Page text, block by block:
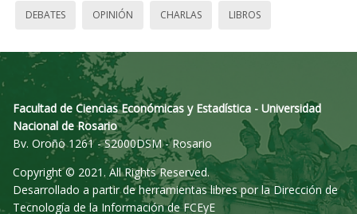
DEBATES OPINIÓN CHARLAS LIBROS
Facultad de Ciencias Económicas y Estadística - Universidad
Nacional de Rosario
Bv. Oroño 1261 - S2000DSM - Rosario
Copyright © 2021. All Rights Reserved.
Desarrollado a partir de herramientas libres por la Dirección de
Tecnología de la Información de FCEyE